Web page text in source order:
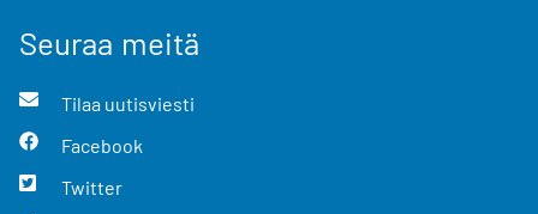
Seuraa meitä
Tilaa uutisviesti
Facebook
Twitter